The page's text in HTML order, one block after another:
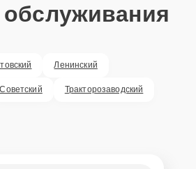
Ленинский
Советский Тракторозаводский